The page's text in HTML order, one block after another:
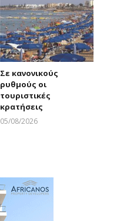
Σε κανονικούς
ρυθμούς οι
τουριστικές
κρατήσεις
05/08/2026